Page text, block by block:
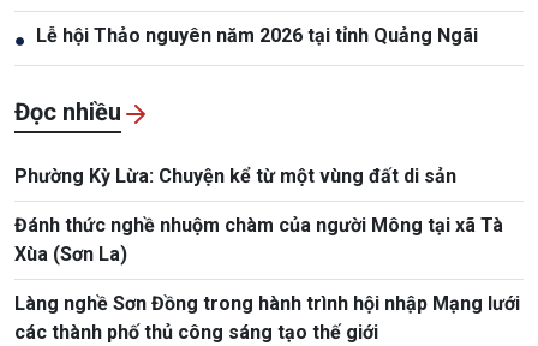
● Lễ hội Thảo nguyên năm 2026 tại tỉnh Quảng Ngãi
Đọc nhiều
Phường Kỳ Lừa: Chuyện kể từ một vùng đất di sản
Đánh thức nghề nhuộm chàm của người Mông tại xã Tà
Xùa (Sơn La)
Làng nghề Sơn Đồng trong hành trình hội nhập Mạng lưới
các thành phố thủ công sáng tạo thế giới